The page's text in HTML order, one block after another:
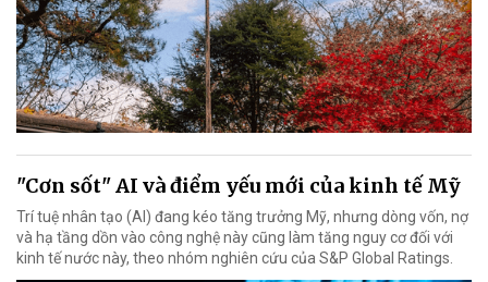
"Cơn sốt" AI và điểm yếu mới của kinh tế Mỹ
Trí tuệ nhân tạo (AI) đang kéo tăng trưởng Mỹ, nhưng dòng vốn, nợ
và hạ tầng dồn vào công nghệ này cũng làm tăng nguy cơ đối với
kinh tế nước này, theo nhóm nghiên cứu của S&P Global Ratings.